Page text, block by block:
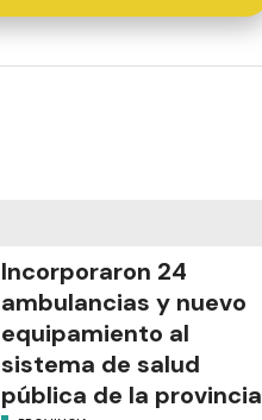
Incorporaron 24
ambulancias y nuevo
equipamiento al
sistema de salud
pública de la provincia